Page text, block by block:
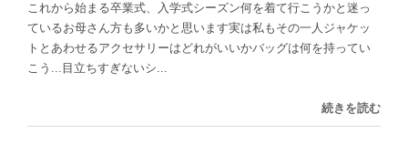
これから始まる卒業式、入学式シーズン何を着て行こうかと迷っ
ているお母さん方も多いかと思います実は私もその一人ジャケッ
トとあわせるアクセサリーはどれがいいかバッグは何を持ってい
こう...目立ちすぎないシ...
続きを読む